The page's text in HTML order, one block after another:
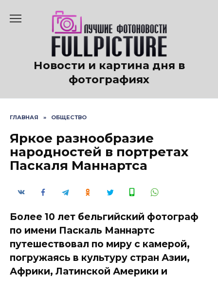
содержанию
Новости и картина дня в
фотографиях
ГЛАВНАЯ » ОБЩЕСТВО
Яркое разнообразие
народностей в портретах
Паскаля Маннартса
Более 10 лет бельгийский фотограф
по имени Паскаль Маннартс
путешествовал по миру с камерой,
погружаясь в культуру стран Азии,
Африки, Латинской Америки и